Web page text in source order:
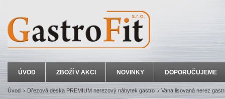
ÚVOD ZBOŽÍ V AKCI NOVINKY DOPORUČUJEME
Úvod Dřezová deska PREMIUM nerezový nábytek gastro Vana lisovaná nerez